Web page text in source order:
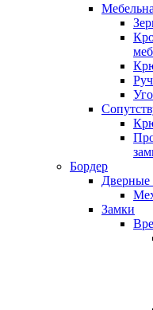
Бордер
Дверные
Замки